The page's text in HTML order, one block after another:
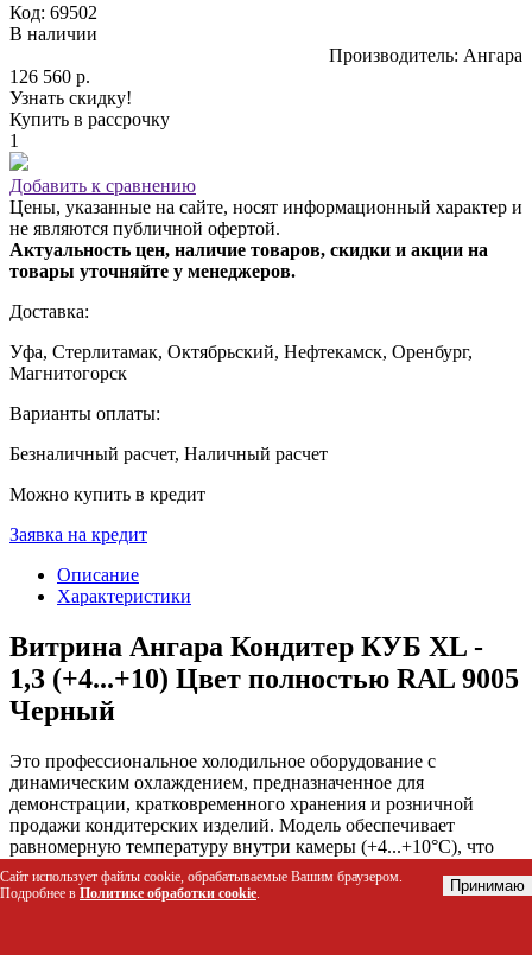
Код: 69502
В наличии
Производитель: Ангара
126 560 р.
Узнать скидку!
Купить в рассрочку
1
Добавить к сравнению
Цены, указанные на сайте, носят информационный характер и
не являются публичной офертой.
Актуальность цен, наличие товаров, скидки и акции на
товары уточняйте у менеджеров.
Доставка:
Уфа, Стерлитамак, Октябрьский, Нефтекамск, Оренбург,
Магнитогорск
Варианты оплаты:
Безналичный расчет, Наличный расчет
Можно купить в кредит
Заявка на кредит
Описание
Характеристики
Витрина Ангара Кондитер КУБ XL -
1,3 (+4...+10) Цвет полностью RAL 9005
Черный
Это профессиональное холодильное оборудование с
динамическим охлаждением, предназначенное для
демонстрации, кратковременного хранения и розничной
продажи кондитерских изделий. Модель обеспечивает
равномерную температуру внутри камеры (+4...+10°C), что
сохраняет свежесть продукции и предотвращает образование
инея. Устройство решает задачу эффективного визуального
Сайт использует файлы cookie, обрабатываемые Вашим браузером.
Подробнее в Политике обработки cookie. Принимаю